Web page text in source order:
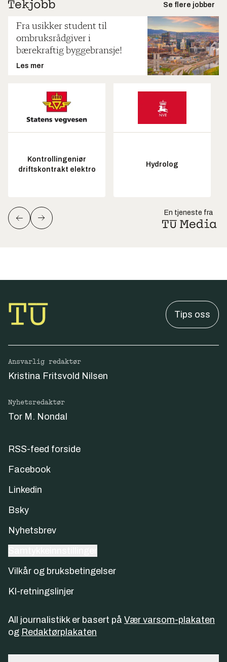
Se flere jobber
Fra usikker student til
ombruksrådgiver i
bærekraftig byggebransje!
Les mer
Kontrollingeniør
driftskontrakt elektro
Hydrolog
En tjeneste fra
Tips oss
Ansvarlig redaktør
Kristina Fritsvold Nilsen
Nyhetsredaktør
Tor M. Nondal
RSS-feed forside
Facebook
Linkedin
Bsky
Nyhetsbrev
Vilkår og bruksbetingelser
KI-retningslinjer
All journalistikk er basert på Vær varsom-plakaten
og Redaktørplakaten